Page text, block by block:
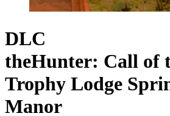
DLC
theHunter: Call of
Trophy Lodge
Manor